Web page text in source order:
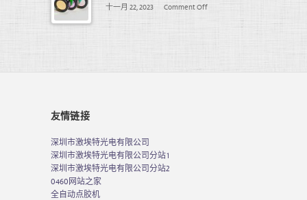
十一月 22, 2023 Comment Off
友情链接
深圳市激埃特光电有限公司
深圳市激埃特光电有限公司分站1
深圳市激埃特光电有限公司分站2
0460网站之家
全自动点胶机